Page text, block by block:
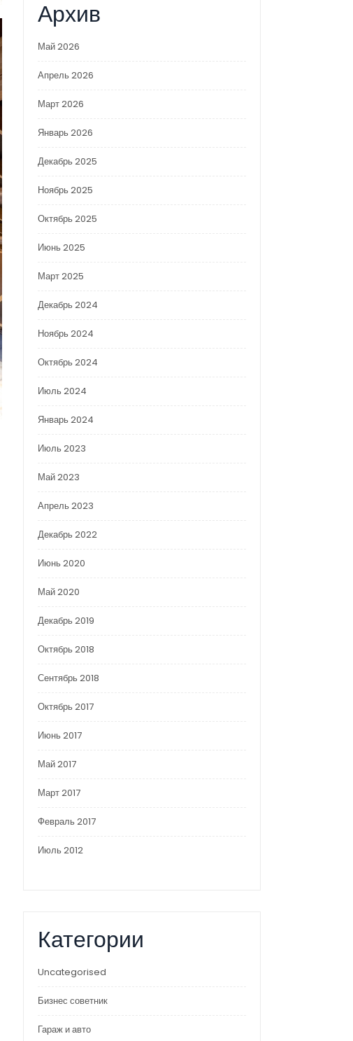
Архив
Май 2026
Апрель 2026
Март 2026
Январь 2026
Декабрь 2025
Ноябрь 2025
Октябрь 2025
Июнь 2025
Март 2025
Декабрь 2024
Ноябрь 2024
Октябрь 2024
Июль 2024
Январь 2024
Июль 2023
Май 2023
Апрель 2023
Декабрь 2022
Июнь 2020
Май 2020
Декабрь 2019
Октябрь 2018
Сентябрь 2018
Октябрь 2017
Июнь 2017
Май 2017
Март 2017
Февраль 2017
Июль 2012
Категории
Uncategorised
Бизнес советник
Гараж и авто